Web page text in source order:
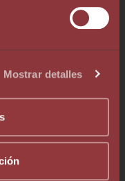
Mostrar detalles